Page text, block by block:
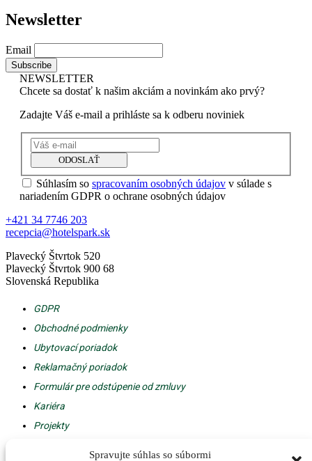
Spravujte súhlas so súbormi
Newsletter
Email
NEWSLETTER
Chcete sa dostať k našim akciám a novinkám ako prvý?
Zadajte Váš e-mail a prihláste sa k odberu noviniek
ODOSLAŤ
Súhlasím so spracovaním osobných údajov v súlade s
nariadením GDPR o ochrane osobných údajov
+421 34 7746 203
recepcia@hotelspark.sk
Plavecký Štvrtok 520
Plavecký Štvrtok 900 68
Slovenská Republika
GDPR
Obchodné podmienky
Ubytovací poriadok
Reklamačný poriadok
Formulár pre odstúpenie od zmluvy
Kariéra
Projekty